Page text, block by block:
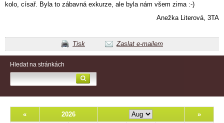
kolo, císař. Byla to zábavná exkurze, ale byla nám všem zima :-)
Anežka Literová, 3TA
Tisk Zaslat e-mailem
Hledat na stránkách
« 2026 »